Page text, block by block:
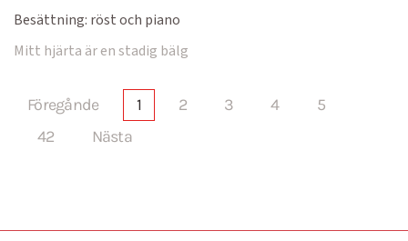
Besättning: röst och piano
Mitt hjärta är en stadig bälg
Föregånde 1 2 3 4
5
42
Nästa